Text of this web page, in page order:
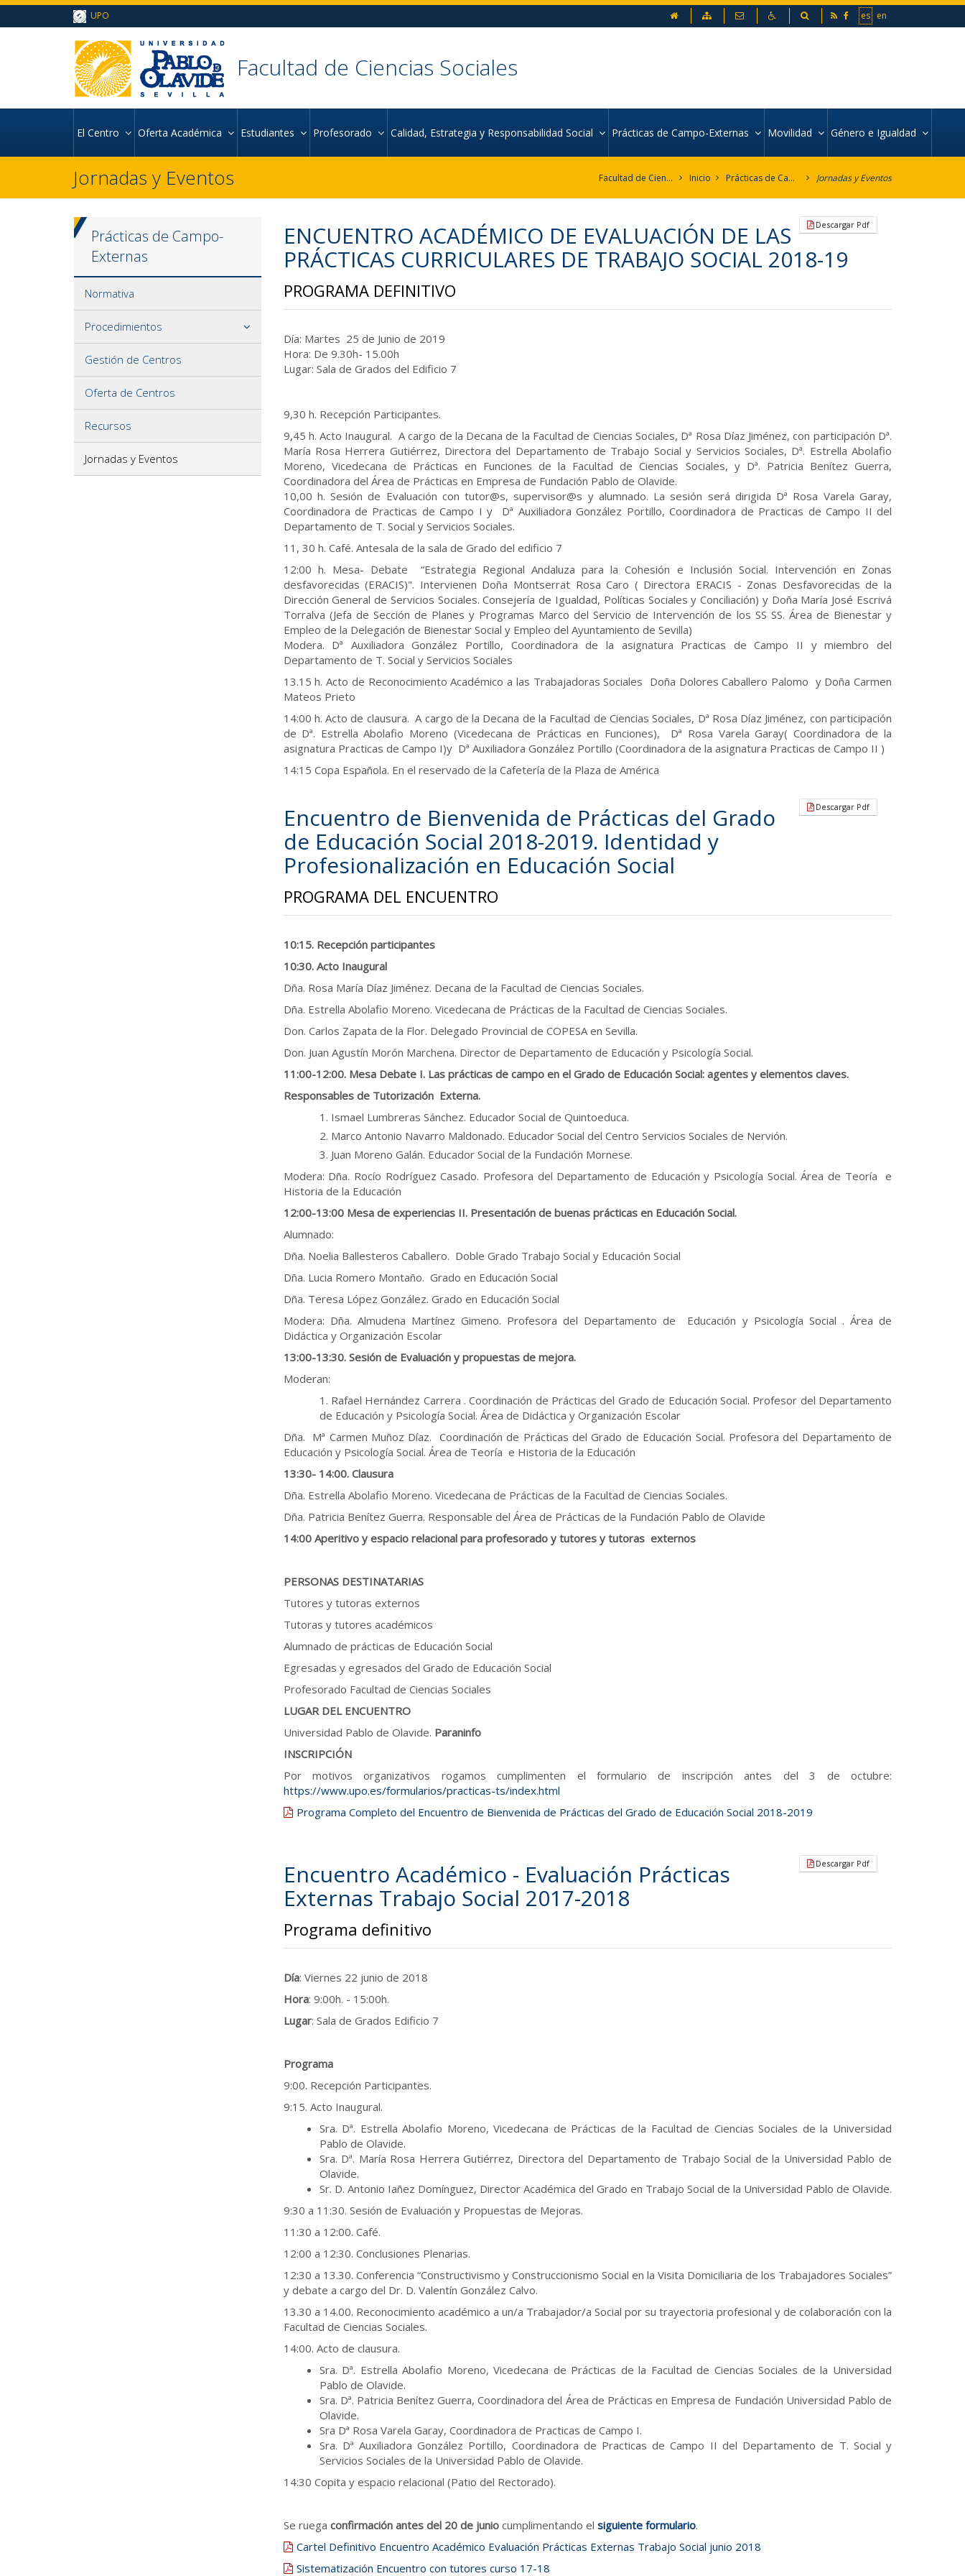
Ir al contenido principal de la página (alt + s)
Ir a la cabecera de la página (alt + c)
Ir al pie de la página (alt + p)
Ir al menú principal (alt + u)
es en
UPO Mapa web Contacto AccesibilidadBuscador
Facultad de Ciencias Sociales
El Centro Oferta Académica Estudiantes Profesorado Calidad, Estrategia y Responsabilidad Social Prácticas de Campo-Externas Movilidad Género e Igualdad
Jornadas y Eventos Facultad de Ciencias Sociales Inicio Prácticas de Campo-Externas Jornadas y Eventos
Prácticas de Campo-
Externas
Normativa
Procedimientos
Gestión de Centros
Oferta de Centros
Recursos
Jornadas y Eventos
Descargar Pdf
ENCUENTRO ACADÉMICO DE EVALUACIÓN DE LAS
PRÁCTICAS CURRICULARES DE TRABAJO SOCIAL 2018-19
PROGRAMA DEFINITIVO
Día: Martes 25 de Junio de 2019
Hora: De 9.30h- 15.00h
Lugar: Sala de Grados del Edificio 7
9,30 h. Recepción Participantes.
9,45 h. Acto Inaugural. A cargo de la Decana de la Facultad de Ciencias Sociales, Dª Rosa Díaz Jiménez, con participación Dª.
María Rosa Herrera Gutiérrez, Directora del Departamento de Trabajo Social y Servicios Sociales, Dª. Estrella Abolafio
Moreno, Vicedecana de Prácticas en Funciones de la Facultad de Ciencias Sociales, y Dª. Patricia Benítez Guerra,
Coordinadora del Área de Prácticas en Empresa de Fundación Pablo de Olavide.
10,00 h. Sesión de Evaluación con tutor@s, supervisor@s y alumnado. La sesión será dirigida Dª Rosa Varela Garay,
Coordinadora de Practicas de Campo I y Dª Auxiliadora González Portillo, Coordinadora de Practicas de Campo II del
Departamento de T. Social y Servicios Sociales.
11, 30 h. Café. Antesala de la sala de Grado del edificio 7
12:00 h. Mesa- Debate “Estrategia Regional Andaluza para la Cohesión e Inclusión Social. Intervención en Zonas
desfavorecidas (ERACIS)". Intervienen Doña Montserrat Rosa Caro ( Directora ERACIS - Zonas Desfavorecidas de la
Dirección General de Servicios Sociales. Consejería de Igualdad, Políticas Sociales y Conciliación) y Doña María José Escrivá
Torralva (Jefa de Sección de Planes y Programas Marco del Servicio de Intervención de los SS SS. Área de Bienestar y
Empleo de la Delegación de Bienestar Social y Empleo del Ayuntamiento de Sevilla)
Modera. Dª Auxiliadora González Portillo, Coordinadora de la asignatura Practicas de Campo II y miembro del
Departamento de T. Social y Servicios Sociales
13.15 h. Acto de Reconocimiento Académico a las Trabajadoras Sociales Doña Dolores Caballero Palomo y Doña Carmen
Mateos Prieto
14:00 h. Acto de clausura. A cargo de la Decana de la Facultad de Ciencias Sociales, Dª Rosa Díaz Jiménez, con participación
de Dª. Estrella Abolafio Moreno (Vicedecana de Prácticas en Funciones), Dª Rosa Varela Garay( Coordinadora de la
asignatura Practicas de Campo I)y Dª Auxiliadora González Portillo (Coordinadora de la asignatura Practicas de Campo II )
14:15 Copa Española. En el reservado de la Cafetería de la Plaza de América
Descargar Pdf
Encuentro de Bienvenida de Prácticas del Grado
de Educación Social 2018-2019. Identidad y
Profesionalización en Educación Social
PROGRAMA DEL ENCUENTRO
10:15. Recepción participantes
10:30. Acto Inaugural
Dña. Rosa María Díaz Jiménez. Decana de la Facultad de Ciencias Sociales.
Dña. Estrella Abolafio Moreno. Vicedecana de Prácticas de la Facultad de Ciencias Sociales.
Don. Carlos Zapata de la Flor. Delegado Provincial de COPESA en Sevilla.
Don. Juan Agustín Morón Marchena. Director de Departamento de Educación y Psicología Social.
11:00-12:00. Mesa Debate I. Las prácticas de campo en el Grado de Educación Social: agentes y elementos claves.
Responsables de Tutorización Externa.
Ismael Lumbreras Sánchez. Educador Social de Quintoeduca.
Marco Antonio Navarro Maldonado. Educador Social del Centro Servicios Sociales de Nervión.
Juan Moreno Galán. Educador Social de la Fundación Mornese.
Modera: Dña. Rocío Rodríguez Casado. Profesora del Departamento de Educación y Psicología Social. Área de Teoría e
Historia de la Educación
12:00-13:00 Mesa de experiencias II. Presentación de buenas prácticas en Educación Social.
Alumnado:
Dña. Noelia Ballesteros Caballero. Doble Grado Trabajo Social y Educación Social
Dña. Lucia Romero Montaño. Grado en Educación Social
Dña. Teresa López González. Grado en Educación Social
Modera: Dña. Almudena Martínez Gimeno. Profesora del Departamento de Educación y Psicología Social . Área de
Didáctica y Organización Escolar
13:00-13:30. Sesión de Evaluación y propuestas de mejora.
Moderan:
Rafael Hernández Carrera . Coordinación de Prácticas del Grado de Educación Social. Profesor del Departamento
de Educación y Psicología Social. Área de Didáctica y Organización Escolar
Dña. Mª Carmen Muñoz Díaz. Coordinación de Prácticas del Grado de Educación Social. Profesora del Departamento de
Educación y Psicología Social. Área de Teoría e Historia de la Educación
13:30- 14:00. Clausura
Dña. Estrella Abolafio Moreno. Vicedecana de Prácticas de la Facultad de Ciencias Sociales.
Dña. Patricia Benítez Guerra. Responsable del Área de Prácticas de la Fundación Pablo de Olavide
14:00 Aperitivo y espacio relacional para profesorado y tutores y tutoras externos
PERSONAS DESTINATARIAS
Tutores y tutoras externos
Tutoras y tutores académicos
Alumnado de prácticas de Educación Social
Egresadas y egresados del Grado de Educación Social
Profesorado Facultad de Ciencias Sociales
LUGAR DEL ENCUENTRO
Universidad Pablo de Olavide. Paraninfo
INSCRIPCIÓN
Por motivos organizativos rogamos cumplimenten el formulario de inscripción antes del 3 de octubre:
https://www.upo.es/formularios/practicas-ts/index.html
Programa Completo del Encuentro de Bienvenida de Prácticas del Grado de Educación Social 2018-2019
Descargar Pdf
Encuentro Académico - Evaluación Prácticas
Externas Trabajo Social 2017-2018
Programa definitivo
Día: Viernes 22 junio de 2018
Hora: 9:00h. - 15:00h.
Lugar: Sala de Grados Edificio 7
Programa
9:00. Recepción Participantes.
9:15. Acto Inaugural.
Sra. Dª. Estrella Abolafio Moreno, Vicedecana de Prácticas de la Facultad de Ciencias Sociales de la Universidad
Pablo de Olavide.
Sra. Dª. María Rosa Herrera Gutiérrez, Directora del Departamento de Trabajo Social de la Universidad Pablo de
Olavide.
Sr. D. Antonio Iañez Domínguez, Director Académica del Grado en Trabajo Social de la Universidad Pablo de Olavide.
9:30 a 11:30. Sesión de Evaluación y Propuestas de Mejoras.
11:30 a 12:00. Café.
12:00 a 12:30. Conclusiones Plenarias.
12:30 a 13.30. Conferencia “Constructivismo y Construccionismo Social en la Visita Domiciliaria de los Trabajadores Sociales”
y debate a cargo del Dr. D. Valentín González Calvo.
13.30 a 14.00. Reconocimiento académico a un/a Trabajador/a Social por su trayectoria profesional y de colaboración con la
Facultad de Ciencias Sociales.
14:00. Acto de clausura.
Sra. Dª. Estrella Abolafio Moreno, Vicedecana de Prácticas de la Facultad de Ciencias Sociales de la Universidad
Pablo de Olavide.
Sra. Dª. Patricia Benítez Guerra, Coordinadora del Área de Prácticas en Empresa de Fundación Universidad Pablo de
Olavide.
Sra Dª Rosa Varela Garay, Coordinadora de Practicas de Campo I.
Sra. Dª Auxiliadora González Portillo, Coordinadora de Practicas de Campo II del Departamento de T. Social y
Servicios Sociales de la Universidad Pablo de Olavide.
14:30 Copita y espacio relacional (Patio del Rectorado).
Se ruega confirmación antes del 20 de juniocumplimentando el siguiente formulario.
Cartel Definitivo Encuentro Académico Evaluación Prácticas Externas Trabajo Social junio 2018
Sistematización Encuentro con tutores curso 17-18